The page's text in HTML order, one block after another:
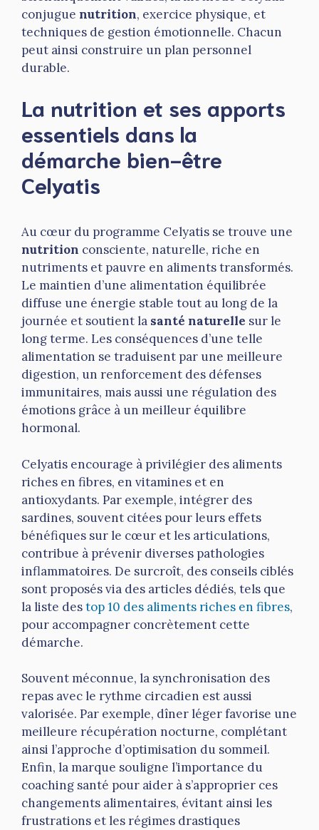
conjugue nutrition, exercice physique, et
techniques de gestion émotionnelle. Chacun
peut ainsi construire un plan personnel
durable.
La nutrition et ses apports
essentiels dans la
démarche bien-être
Celyatis
Au cœur du programme Celyatis se trouve une
nutrition consciente, naturelle, riche en
nutriments et pauvre en aliments transformés.
Le maintien d’une alimentation équilibrée
diffuse une énergie stable tout au long de la
journée et soutient la santé naturelle sur le
long terme. Les conséquences d’une telle
alimentation se traduisent par une meilleure
digestion, un renforcement des défenses
immunitaires, mais aussi une régulation des
émotions grâce à un meilleur équilibre
hormonal.
Celyatis encourage à privilégier des aliments
riches en fibres, en vitamines et en
antioxydants. Par exemple, intégrer des
sardines, souvent citées pour leurs effets
bénéfiques sur le cœur et les articulations,
contribue à prévenir diverses pathologies
inflammatoires. De surcroît, des conseils ciblés
sont proposés via des articles dédiés, tels que
la liste destop 10 des aliments riches en fibres,
pour accompagner concrètement cette
démarche.
Souvent méconnue, la synchronisation des
repas avec le rythme circadien est aussi
valorisée. Par exemple, dîner léger favorise une
meilleure récupération nocturne, complétant
ainsi l’approche d’optimisation du sommeil.
Enfin, la marque souligne l’importance du
coaching santé pour aider à s’approprier ces
changements alimentaires, évitant ainsi les
frustrations et les régimes drastiques